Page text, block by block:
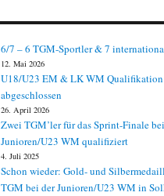
6/7 – 6 TGM-Sportler & 7
12. Mai 2026
U18/U23 EM & LK WM Qualifikation
abgeschlossen
26. April 2026
Zwei TGM’ler für das Sprint-Finale
Junioren/U23 WM qualifiziert
4. Juli 2025
Schon wieder: Gold- und
TGM bei der Junioren/U23 WM in